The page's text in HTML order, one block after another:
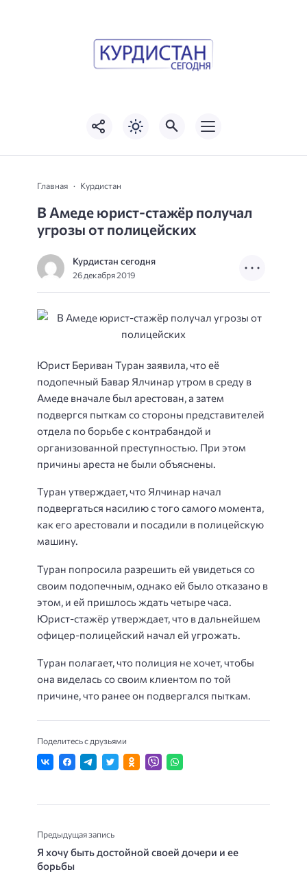
Главная Курдистан
В Амеде юрист-стажёр получал
угрозы от полицейских
Курдистан сегодня
26 декабря 2019
Юрист Бериван Туран заявила, что её
подопечный Бавар Ялчинар утром в среду в
Амеде вначале был арестован, а затем
подвергся пыткам со стороны представителей
отдела по борьбе с контрабандой и
организованной преступностью. При этом
причины ареста не были объяснены.
Туран утверждает, что Ялчинар начал
подвергаться насилию с того самого момента,
как его арестовали и посадили в полицейскую
машину.
Туран попросила разрешить ей увидеться со
своим подопечным, однако ей было отказано в
этом, и ей пришлось ждать четыре часа.
Юрист-стажёр утверждает, что в дальнейшем
офицер-полицейский начал ей угрожать.
Туран полагает, что полиция не хочет, чтобы
она виделась со своим клиентом по той
причине, что ранее он подвергался пыткам.
Поделитесь с друзьями
Предыдущая запись
Я хочу быть достойной своей дочери и ее
борьбы